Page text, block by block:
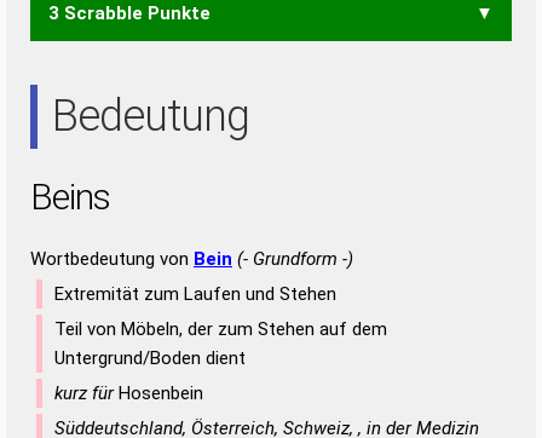
NIES SEIN
3 Scrabble Punkte
Bedeutung
Beins
Wortbedeutung von Bein (- Grundform -)
Extremität zum Laufen und Stehen
Teil von Möbeln, der zum Stehen auf dem
Untergrund/Boden dient
kurz fürHosenbein
Süddeutschland, Österreich, Schweiz, , in der Medizin